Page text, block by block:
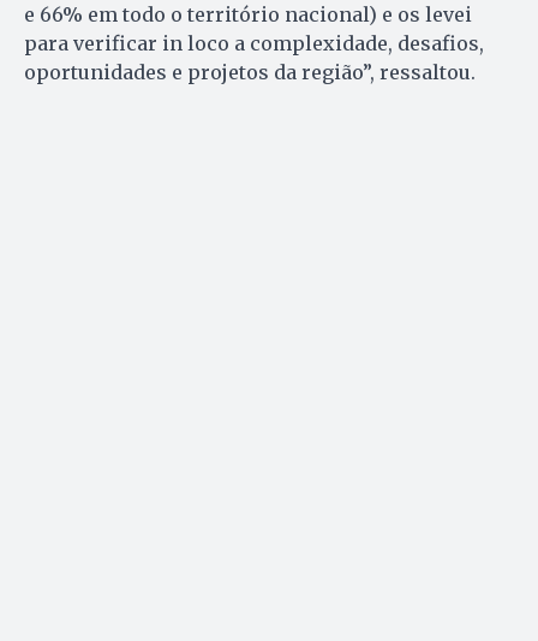
e 66% em todo o território nacional) e os levei
para verificar in loco a complexidade, desafios,
oportunidades e projetos da região”, ressaltou.